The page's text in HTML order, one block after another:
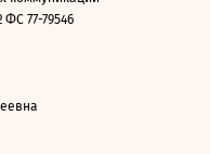
77-79546